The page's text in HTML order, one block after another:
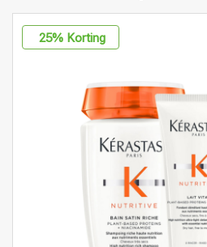
Merken
25% Korting